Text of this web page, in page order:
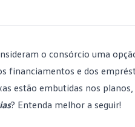
o consórcio uma
financiamentos e dos
estão embutidas nos planos,
? Entenda melhor a seguir!